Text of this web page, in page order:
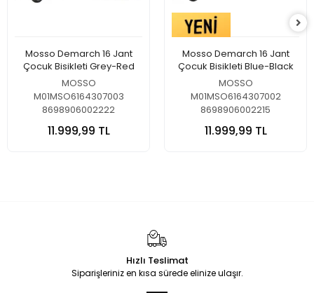
Mosso Demarch 16 Jant
Çocuk Bisikleti Grey-Red
MOSSO
M01MSO6164307003
8698906002222
11.999,99 TL
Mosso Demarch 16 Jant
Çocuk Bisikleti Blue-Black
MOSSO
M01MSO6164307002
8698906002215
11.999,99 TL
Hızlı Teslimat
Siparişleriniz en kısa sürede elinize ulaşır.